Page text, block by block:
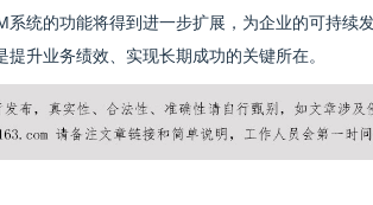
系统的功能将得到进一步扩展，为企业的可持续
升业务绩效、实现长期成功的关键所在。